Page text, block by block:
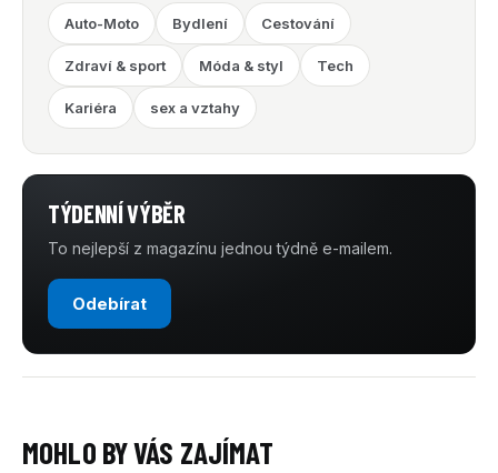
Auto-Moto Bydlení Cestování
Zdraví & sport Móda & styl Tech
Kariéra sex a vztahy
TÝDENNÍ VÝBĚR
To nejlepší z magazínu jednou týdně e-mailem.
Odebírat
MOHLO BY VÁS ZAJÍMAT